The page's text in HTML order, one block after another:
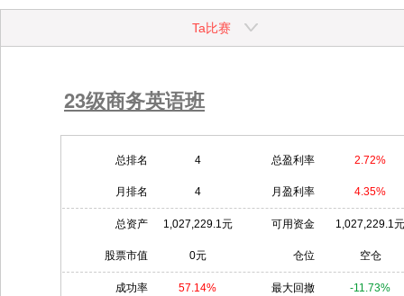
Ta比赛
23级商务英语班
总排名 4 总盈利率 2.72%
月排名 4 月盈利率 4.35%
总资产 1,027,229.1元 可用资金 1,027,229.1
股票市值 0元 仓位 空仓
成功率 57.14% 最大回撤 -11.73%